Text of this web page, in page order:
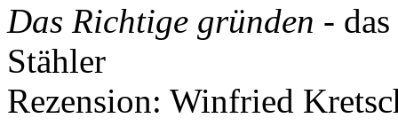
Das Richtige gründen -
Stähler
Rezension: Winfried